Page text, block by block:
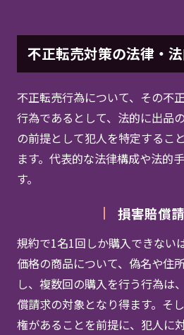
不正転売対策の法律・
不正転売行為について、その不
行為であるとして、法的に出品
の前提として犯人を特定するこ
ます。代表的な法律構成や法的
す。
損害賠償
規約で1名1回しか購入できない
価格の商品について、偽名や住
し、複数回の購入を行う行為は
償請求の対象となり得ます。そ
権があることを前提に、犯人に